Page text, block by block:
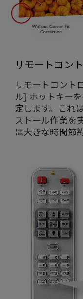
リモートコン
リモートコント
ル] ホットキー
定します。これ
ストール作業を
は大きな時間節